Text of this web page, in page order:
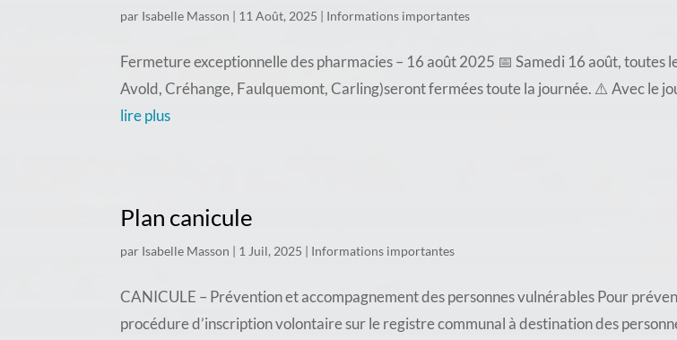
par Isabelle Masson | 11 Août, 2025 | Informations importantes
Fermeture exceptionnelle des pharmacies – 16 août 2025 📅 Samedi 16 août, toutes
Avold, Créhange, Faulquemont, Carling)seront fermées toute la journée. ⚠️ Avec le
lire plus
Plan canicule
par Isabelle Masson | 1 Juil, 2025 | Informations importantes
CANICULE – Prévention et accompagnement des personnes vulnérables Pour
procédure d’inscription volontaire sur le registre communal à destination des